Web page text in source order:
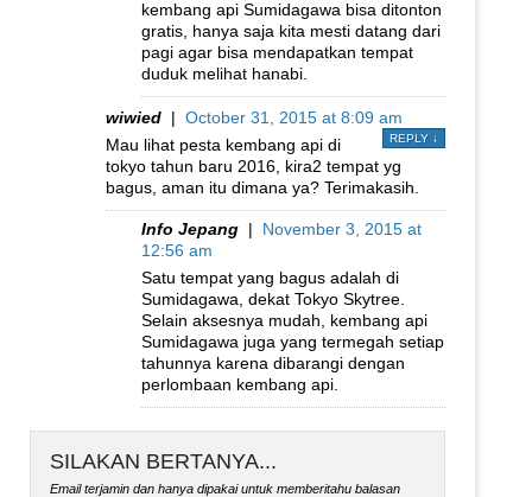
kembang api Sumidagawa bisa ditonton
gratis, hanya saja kita mesti datang dari
pagi agar bisa mendapatkan tempat
duduk melihat hanabi.
wiwied | October 31, 2015 at 8:09 am
REPLY ↓
Mau lihat pesta kembang api di
tokyo tahun baru 2016, kira2 tempat yg
bagus, aman itu dimana ya? Terimakasih.
Info Jepang | November 3, 2015 at
12:56 am
Satu tempat yang bagus adalah di
Sumidagawa, dekat Tokyo Skytree.
Selain aksesnya mudah, kembang api
Sumidagawa juga yang termegah setiap
tahunnya karena dibarangi dengan
perlombaan kembang api.
SILAKAN BERTANYA...
Email terjamin dan hanya dipakai untuk memberitahu balasan